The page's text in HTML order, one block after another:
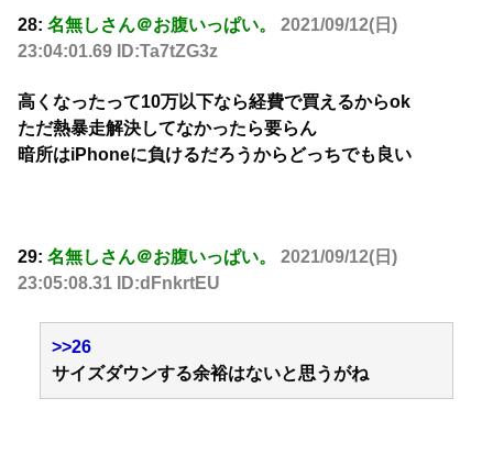
28: 名無しさん＠お腹いっぱい。
2021/09/12(日)
23:04:01.69 ID:Ta7tZG3z
高くなったって10万以下なら経費で買えるからok
ただ熱暴走解決してなかったら要らん
暗所はiPhoneに負けるだろうからどっちでも良い
29: 名無しさん＠お腹いっぱい。
2021/09/12(日)
23:05:08.31 ID:dFnkrtEU
>>26
サイズダウンする余裕はないと思うがね